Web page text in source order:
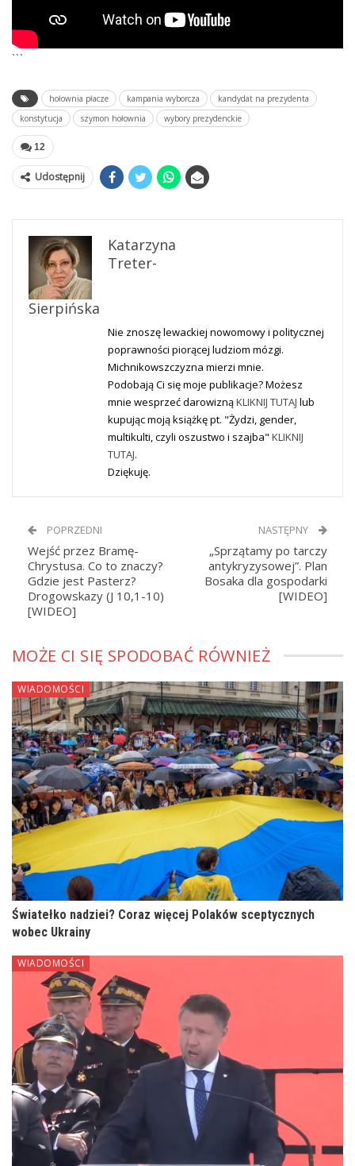
```
hołownia płacze kampania wyborcza
kandydat na prezydenta
konstytucja
szymon hołownia wybory prezydenckie
12
Udostępnij
Katarzyna
Treter-
Sierpińska
Nie znoszę lewackiej nowomowy i politycznej
poprawności piorącej ludziom mózgi.
Michnikowszczyzna mierzi mnie.
Podobają Ci się moje publikacje? Możesz
mnie wesprzeć darowiznąKLIKNIJ TUTAJ lub
kupując moją książkę pt. "Żydzi, gender,
multikulti, czyli oszustwo i szajba" KLIKNIJ
TUTAJ.
Dziękuję.
POPRZEDNI
Wejść przez Bramę-
Chrystusa. Co to znaczy?
Gdzie jest Pasterz?
Drogowskazy (J 10,1-10)
[WIDEO]
NASTĘPNY
„Sprzątamy po tarczy
antykryzysowej”. Plan
Bosaka dla gospodarki
[WIDEO]
MOŻE CI SIĘ SPODOBAĆ RÓWNIEŻ
WIADOMOŚCI
Światełko nadziei? Coraz więcej Polaków sceptycznych
wobec Ukrainy
WIADOMOŚCI